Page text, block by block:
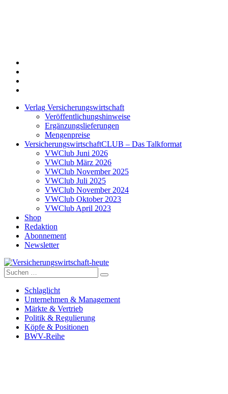
Verlag Versicherungswirtschaft
Veröffentlichungshinweise
Ergänzungslieferungen
Mengenpreise
VersicherungswirtschaftCLUB – Das Talkformat
VWClub Juni 2026
VWClub März 2026
VWClub November 2025
VWClub Juli 2025
VWClub November 2024
VWClub Oktober 2023
VWClub April 2023
Shop
Redaktion
Abonnement
Newsletter
Versicherungswirtschaft-heute
Suche
nach:
Schlaglicht
Unternehmen & Management
Märkte & Vertrieb
Politik & Regulierung
Köpfe & Positionen
BWV-Reihe